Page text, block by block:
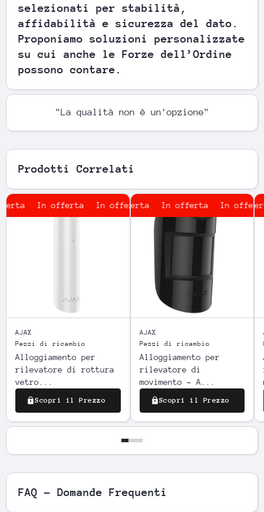
selezionati per stabilità,
affidabilità e sicurezza del dato.
Proponiamo soluzioni personalizzate
su cui anche le Forze dell’Ordine
possono contare.
"La qualità non è un'opzione"
Prodotti Correlati
In offerta In offerta In offerta
AJAX
Pezzi di ricambio
Alloggiamento per
rilevatore di rottura
vetro...
Scopri il Prezzo
In offerta In offerta In offerta
AJAX
Pezzi di ricambio
Alloggiamento per
rilevatore di
movimento - A...
Scopri il Prezzo
In offerta
FAQ - Domande Frequenti